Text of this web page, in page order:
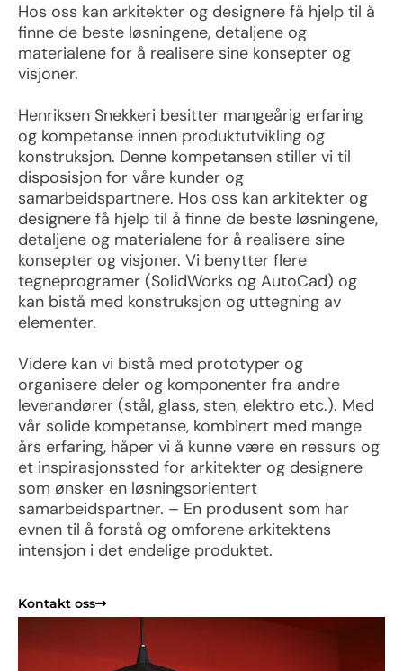
Hos oss kan arkitekter og designere få hjelp til å
finne de beste løsningene, detaljene og
materialene for å realisere sine konsepter og
visjoner.
Henriksen Snekkeri besitter mangeårig erfaring
og kompetanse innen produktutvikling og
konstruksjon. Denne kompetansen stiller vi til
disposisjon for våre kunder og
samarbeidspartnere. Hos oss kan arkitekter og
designere få hjelp til å finne de beste løsningene,
detaljene og materialene for å realisere sine
konsepter og visjoner. Vi benytter flere
tegneprogramer (SolidWorks og AutoCad) og
kan bistå med konstruksjon og uttegning av
elementer.
Videre kan vi bistå med prototyper og
organisere deler og komponenter fra andre
leverandører (stål, glass, sten, elektro etc.). Med
vår solide kompetanse, kombinert med mange
års erfaring, håper vi å kunne være en ressurs og
et inspirasjonssted for arkitekter og designere
som ønsker en løsningsorientert
samarbeidspartner. – En produsent som har
evnen til å forstå og omforene arkitektens
intensjon i det endelige produktet.
Kontakt oss